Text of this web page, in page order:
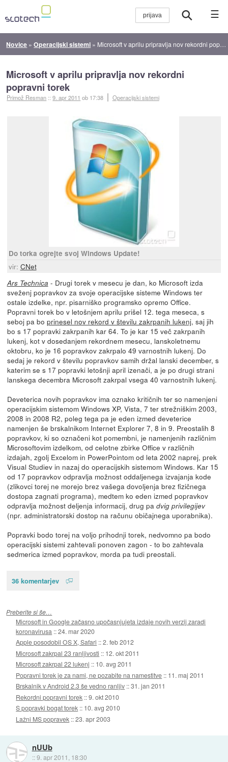
☰
Novice »Operacijski sistemi » Microsoft v aprilu pripravlja nov rekordni popravni torek
Microsoft v aprilu pripravlja nov rekordni
popravni torek
Primož Resman ::9. apr 2011 ob 17:38 Operacijski sistemi
Do torka ogrejte svoj Windows Update!
vir: CNet
Ars Technica - Drugi torek v mesecu je dan, ko Microsoft izda
sveženj popravkov za svoje operacijske sisteme Windows ter
ostale izdelke, npr. pisarniško programsko opremo Office.
Popravni torek bo v letošnjem aprilu prišel 12. tega meseca, s
seboj pa bo prinesel nov rekord v številu zakrpanih lukenj, saj jih
bo s 17 popravki zakrpanih kar 64. To je kar 15 več zakrpanih
lukenj, kot v dosedanjem rekordnem mesecu, lanskoletnemu
oktobru, ko je 16 popravkov zakrpalo 49 varnostnih lukenj. Do
sedaj je rekord v številu popravkov samih držal lanski december, s
katerim se s 17 popravki letošnji april izenači, a je po drugi strani
lanskega decembra Microsoft zakrpal vsega 40 varnostnih lukenj.
Deveterica novih popravkov ima oznako kritičnih ter so namenjeni
operacijskim sistemom Windows XP, Vista, 7 ter strežniškim 2003,
2008 in 2008 R2, poleg tega pa je eden izmed deveterice
namenjen še brskalnikom Internet Explorer 7, 8 in 9. Preostalih 8
popravkov, ki so označeni kot pomembni, je namenjenih različnim
Microsoftovim izdelkom, od celotne zbirke Office v različnih
izdajah, zgolj Excelom in PowerPointom od leta 2002 naprej, prek
Visual Studiev in nazaj do operacijskih sistemom Windows. Kar 15
od 17 popravkov odpravlja možnost oddaljenega izvajanja kode
(zlikovci torej ne morejo brez vašega dovoljenja brez fizičnega
dostopa zagnati programa), medtem ko eden izmed popravkov
odpravlja možnost deljenja informacij, drug pa dvig privilegijev
(npr. administratorski dostop na računu običajnega uporabnika).
Popravki bodo torej na voljo prihodnji torek, nedvomno pa bodo
operacijski sistemi zahtevali ponoven zagon - to bo zahtevala
sedmerica izmed popravkov, morda pa tudi preostali.
36 komentarjev
Preberite si še…
Microsoft in Google začasno upočasnjujeta izdaje novih verzij zaradi
koronavirusa ::24. mar 2020
Apple posodobil OS X, Safari ::2. feb 2012
Microsoft zakrpal 23 ranljivosti :: 12. okt 2011
Microsoft zakrpal 22 lukenj :: 10. avg 2011
Popravni torek je za nami, ne pozabite na namestitve :: 11. maj 2011
Brskalnik v Android 2.3 še vedno ranljiv ::31. jan 2011
Rekordni popravni torek ::9. okt 2010
S popravki bogat torek :: 10. avg 2010
Lažni MS popravek ::23. apr 2003
nUUb
::9. apr 2011, 18:30